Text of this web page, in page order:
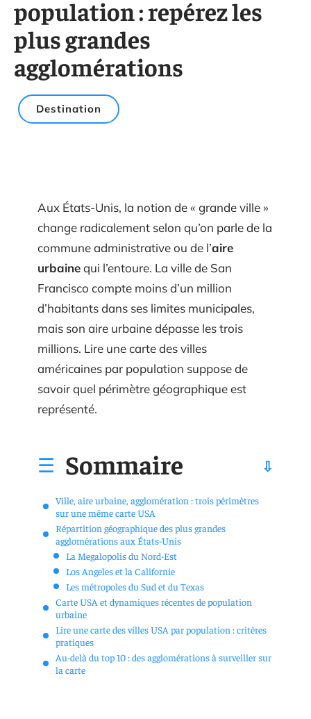
population : repérez les
plus grandes
agglomérations
Destination
Aux États-Unis, la notion de « grande ville »
change radicalement selon qu’on parle de la
commune administrative ou de l’aire
urbainequi l’entoure. La ville de San
Francisco compte moins d’un million
d’habitants dans ses limites municipales,
mais son aire urbaine dépasse les trois
millions. Lire une carte des villes
américaines par population suppose de
savoir quel périmètre géographique est
représenté.
Sommaire
Ville, aire urbaine, agglomération : trois périmètres
sur une même carte USA
Répartition géographique des plus grandes
agglomérations aux États-Unis
La Megalopolis du Nord-Est
Los Angeles et la Californie
Les métropoles du Sud et du Texas
Carte USA et dynamiques récentes de population
urbaine
Lire une carte des villes USA par population : critères
pratiques
Au-delà du top 10 : des agglomérations à surveiller sur
la carte